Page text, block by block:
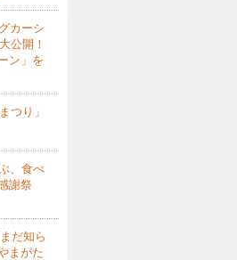
カーシ
公開！
ン」を
つり」
、食べ
謝祭
だ知ら
まがた